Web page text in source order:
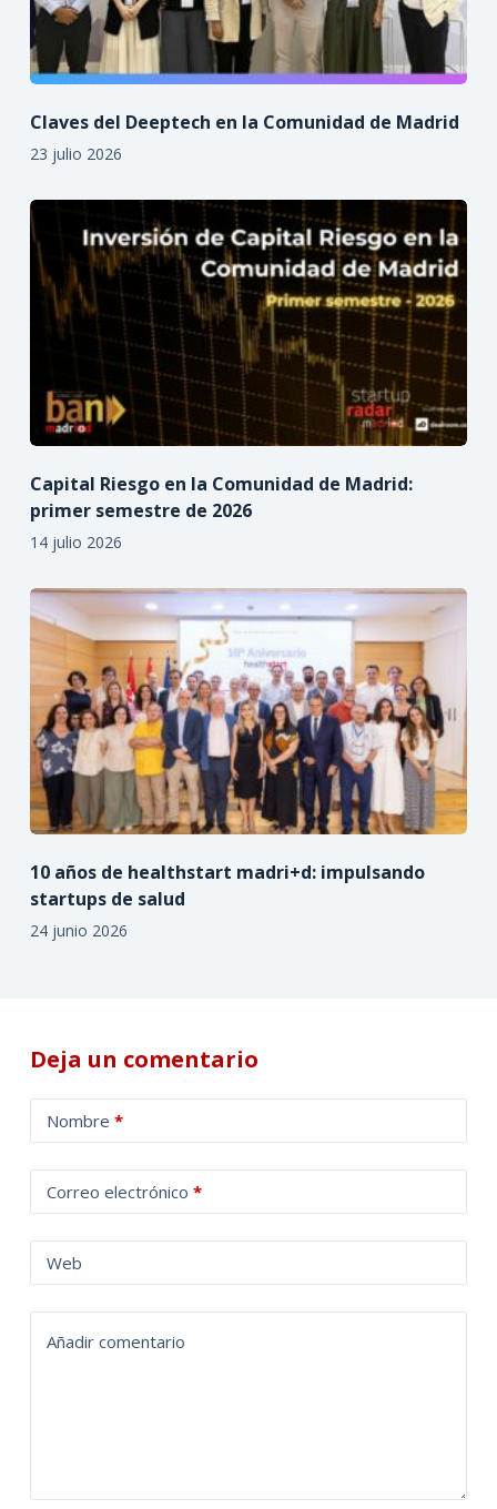
Claves del Deeptech en la Comunidad de Madrid
23 julio 2026
Capital Riesgo en la Comunidad de Madrid:
primer semestre de 2026
14 julio 2026
10 años de healthstart madri+d: impulsando
startups de salud
24 junio 2026
Deja un comentario
Nombre *
Correo electrónico *
Web
Añadir comentario
l
t
a
t